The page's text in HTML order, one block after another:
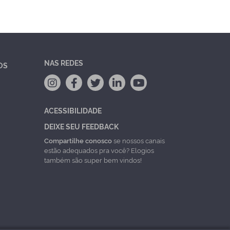
NAS REDES
ACESSIBILIDADE
DEIXE SEU FEEDBACK
Compartilhe conoscose nossos canais
estão adequados pra você? Elogios
também são super bem vindos!